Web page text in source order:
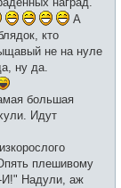
А
кто
не на нуле
ну да.
большая
Идут
плешивому
И!" Надули, аж